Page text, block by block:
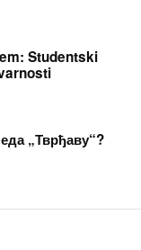
Studentski
„Тврђаву“?